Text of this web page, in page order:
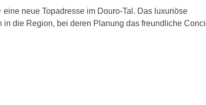
eine neue Topadresse im Douro-Tal. Das luxuriöse
die Region, bei deren Planung das freundliche